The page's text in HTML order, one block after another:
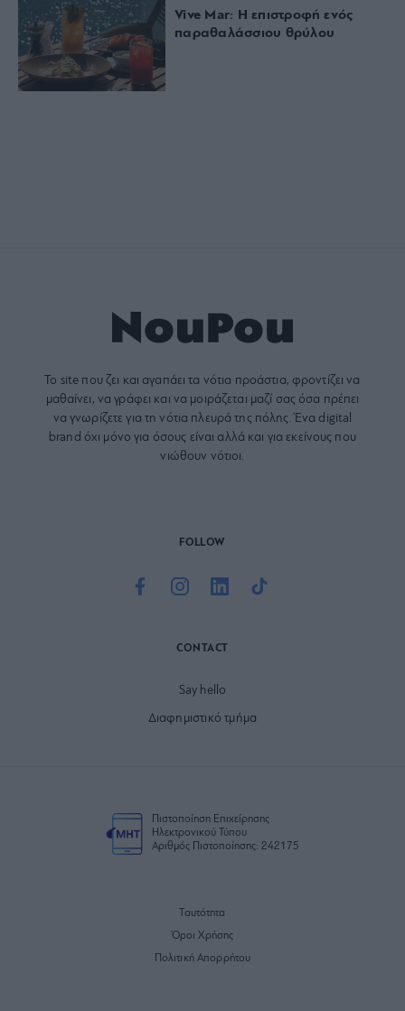
Vive Mar: Η επιστροφή ενός
παραθαλάσσιου θρύλου
Το site που ζει και αγαπάει τα νότια προάστια, φροντίζει να
μαθαίνει, να γράφει και να μοιράζεται μαζί σας όσα πρέπει
να γνωρίζετε για τη νότια πλευρά της πόλης. Ένα digital
brand όχι μόνο για όσους είναι αλλά και για εκείνους που
νιώθουν νότιοι.
FOLLOW
CONTACT
Say hello
Διαφημιστικό τμήμα
Πιστοποίηση Επιχείρησης
Ηλεκτρονικού Τύπου
Αριθμός Πιστοποίησης: 242175
Ταυτότητα
Όροι Χρήσης
Πολιτική Απορρήτου